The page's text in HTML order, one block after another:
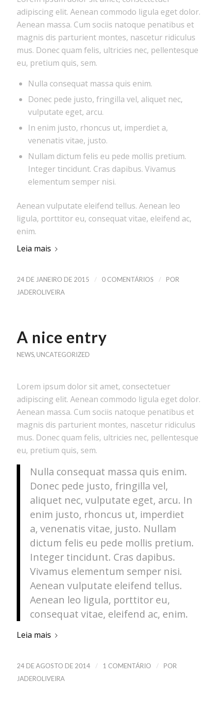
adipiscing elit. Aenean commodo ligula eget dolor.
Aenean massa. Cum sociis natoque penatibus et
magnis dis parturient montes, nascetur ridiculus
mus. Donec quam felis, ultricies nec, pellentesque
eu, pretium quis, sem.
Nulla consequat massa quis enim.
Donec pede justo, fringilla vel, aliquet nec,
vulputate eget, arcu.
In enim justo, rhoncus ut, imperdiet a,
venenatis vitae, justo.
Nullam dictum felis eu pede mollis pretium.
Integer tincidunt. Cras dapibus. Vivamus
elementum semper nisi.
Aenean vulputate eleifend tellus. Aenean leo
ligula, porttitor eu, consequat vitae, eleifend ac,
enim.
Leia mais
24 DE JANEIRO DE 2015 / 0 COMENTÁRIOS /
POR
JADEROLIVEIRA
A nice entry
NEWS, UNCATEGORIZED
Lorem ipsum dolor sit amet, consectetuer
adipiscing elit. Aenean commodo ligula eget dolor.
Aenean massa. Cum sociis natoque penatibus et
magnis dis parturient montes, nascetur ridiculus
mus. Donec quam felis, ultricies nec, pellentesque
eu, pretium quis, sem.
Nulla consequat massa quis enim.
Donec pede justo, fringilla vel,
aliquet nec, vulputate eget, arcu. In
enim justo, rhoncus ut, imperdiet
a, venenatis vitae, justo. Nullam
dictum felis eu pede mollis pretium.
Integer tincidunt. Cras dapibus.
Vivamus elementum semper nisi.
Aenean vulputate eleifend tellus.
Aenean leo ligula, porttitor eu,
consequat vitae, eleifend ac, enim.
Leia mais
24 DE AGOSTO DE 2014 / 1 COMENTÁRIO /
POR
JADEROLIVEIRA